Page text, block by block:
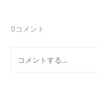
0コメント